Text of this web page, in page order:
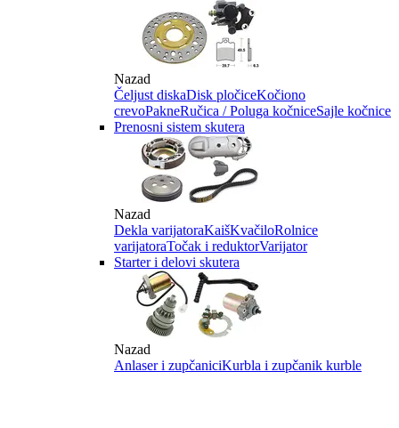
Nazad
Čeljust diskaDisk pločiceKočiono
crevoPakneRučica / Poluga kočniceSajle kočnice
Prenosni sistem skutera
Nazad
Dekla varijatoraKaišKvačiloRolnice
varijatoraTočak i reduktorVarijator
Starter i delovi skutera
Nazad
Anlaser i zupčaniciKurbla i zupčanik kurble